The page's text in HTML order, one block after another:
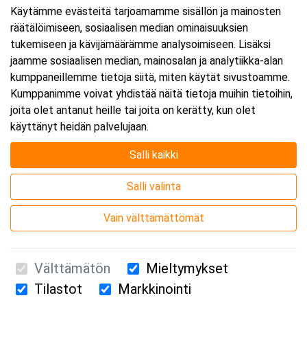
Suomen Ensiapukoulutus Oy / Valimotie 21 / 00380 Helsinki
Käytämme evästeitä tarjoamamme sisällön ja mainosten
räätälöimiseen, sosiaalisen median ominaisuuksien
tukemiseen ja kävijämäärämme analysoimiseen. Lisäksi
jaamme sosiaalisen median, mainosalan ja analytiikka-alan
kumppaneillemme tietoja siitä, miten käytät sivustoamme.
Kumppanimme voivat yhdistää näitä tietoja muihin tietoihin,
joita olet antanut heille tai joita on kerätty, kun olet
käyttänyt heidän palvelujaan.
Salli kaikki
Salli valinta
Vain välttämättömät
Välttämätön
Mieltymykset
Tilastot
Markkinointi